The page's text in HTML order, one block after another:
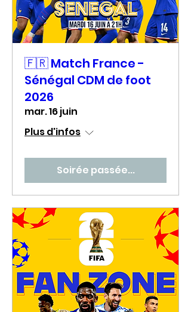
🇫🇷 Match France -
Sénégal CDM de foot
2026
mar. 16 juin
Plus d'infos
Soirée passée...